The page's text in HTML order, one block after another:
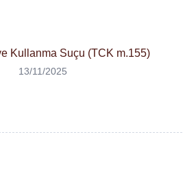
Kullanma Suçu (TCK m.155)
13/11/2025